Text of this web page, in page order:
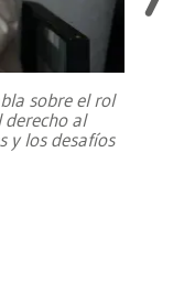
sobre el rol
al
y los desafíos